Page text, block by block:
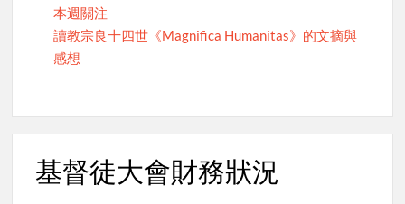
本週關注
讀教宗良十四世《Magnifica Humanitas》的文摘與
感想
基督徒大會財務狀況